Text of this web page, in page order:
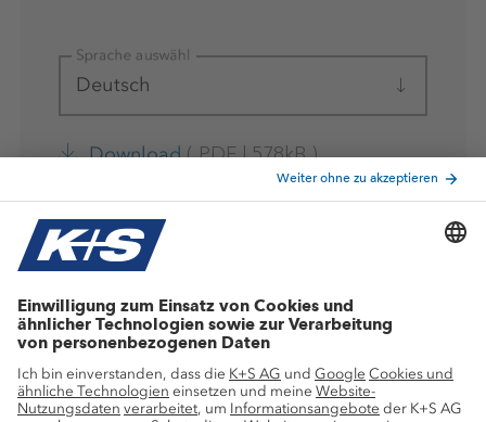
Sprache auswählen
Deutsch
Download (PDF|578kB)
Zertifikat
Entsorgungsfachbetrieb
Werk Werra, Untertage-Verwertung